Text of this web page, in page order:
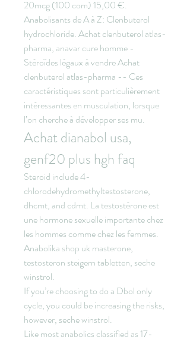
20mcg (100 com) 15,00 €.
Anabolisants de A à Z: Clenbuterol
hydrochloride. Achat clenbuterol atlas-
pharma, anavar cure homme -
Stéroïdes légaux à vendre Achat
clenbuterol atlas-pharma -- Ces
caractéristiques sont particulièrement
intéressantes en musculation, lorsque
l’on cherche à développer ses mu.
Achat dianabol usa,
genf20 plus hgh faq
Steroid include 4-
chlorodehydromethyltestosterone,
dhcmt, and cdmt. La testostérone est
une hormone sexuelle importante chez
les hommes comme chez les femmes.
Anabolika shop uk masterone,
testosteron steigern tabletten, seche
winstrol.
If you’re choosing to do a Dbol only
cycle, you could be increasing the risks,
however, seche winstrol.
Like most anabolics classified as 17-